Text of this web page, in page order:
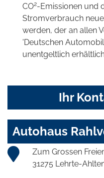
CO2-Emissionen und
Stromverbrauch
werden, der an allen
'Deutschen
unentgeltlich
Ihr
Autohaus
Zum Grossen
31275 Lehrte-